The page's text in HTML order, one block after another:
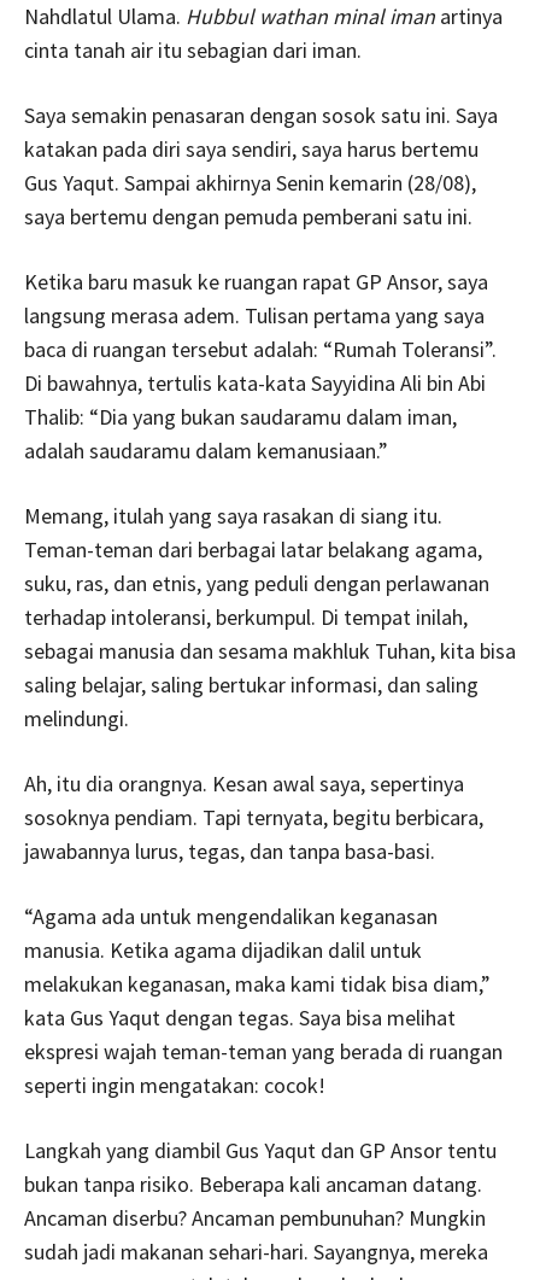
Nahdlatul Ulama. Hubbul wathan minal iman artinya
cinta tanah air itu sebagian dari iman.
Saya semakin penasaran dengan sosok satu ini. Saya
katakan pada diri saya sendiri, saya harus bertemu
Gus Yaqut. Sampai akhirnya Senin kemarin (28/08),
saya bertemu dengan pemuda pemberani satu ini.
Ketika baru masuk ke ruangan rapat GP Ansor, saya
langsung merasa adem. Tulisan pertama yang saya
baca di ruangan tersebut adalah: “Rumah Toleransi”.
Di bawahnya, tertulis kata-kata Sayyidina Ali bin Abi
Thalib: “Dia yang bukan saudaramu dalam iman,
adalah saudaramu dalam kemanusiaan.”
Memang, itulah yang saya rasakan di siang itu.
Teman-teman dari berbagai latar belakang agama,
suku, ras, dan etnis, yang peduli dengan perlawanan
terhadap intoleransi, berkumpul. Di tempat inilah,
sebagai manusia dan sesama makhluk Tuhan, kita bisa
saling belajar, saling bertukar informasi, dan saling
melindungi.
Ah, itu dia orangnya. Kesan awal saya, sepertinya
sosoknya pendiam. Tapi ternyata, begitu berbicara,
jawabannya lurus, tegas, dan tanpa basa-basi.
“Agama ada untuk mengendalikan keganasan
manusia. Ketika agama dijadikan dalil untuk
melakukan keganasan, maka kami tidak bisa diam,”
kata Gus Yaqut dengan tegas. Saya bisa melihat
ekspresi wajah teman-teman yang berada di ruangan
seperti ingin mengatakan: cocok!
Langkah yang diambil Gus Yaqut dan GP Ansor tentu
bukan tanpa risiko. Beberapa kali ancaman datang.
Ancaman diserbu? Ancaman pembunuhan? Mungkin
sudah jadi makanan sehari-hari. Sayangnya, mereka